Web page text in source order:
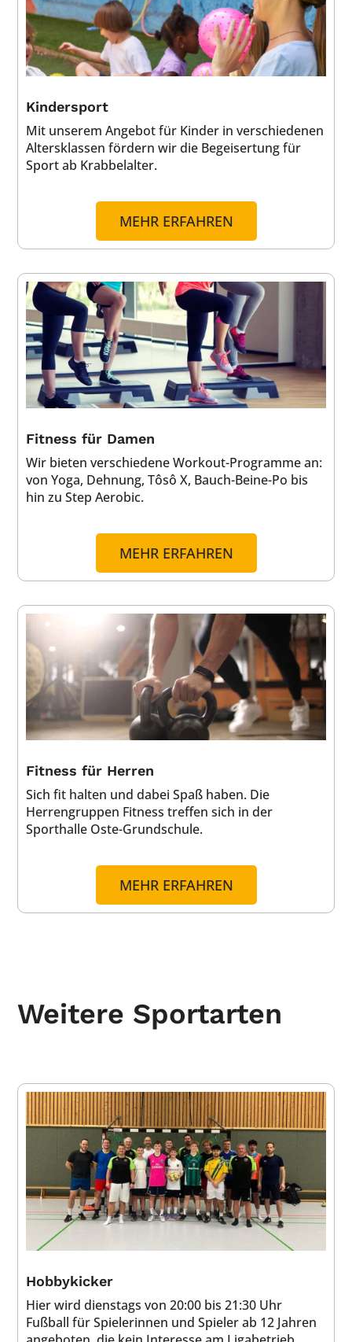
Kindersport
Mit unserem Angebot für Kinder in verschiedenen
Altersklassen fördern wir die Begeisertung für
Sport ab Krabbelalter.
MEHR ERFAHREN
Fitness für Damen
Wir bieten verschiedene Workout-Programme an:
von Yoga, Dehnung, Tôsô X, Bauch-Beine-Po bis
hin zu Step Aerobic.
MEHR ERFAHREN
Fitness für Herren
Sich fit halten und dabei Spaß haben. Die
Herrengruppen Fitness treffen sich in der
Sporthalle Oste-Grundschule.
MEHR ERFAHREN
Weitere Sportarten
Hobbykicker
Hier wird dienstags von 20:00 bis 21:30 Uhr
Fußball für Spielerinnen und Spieler ab 12 Jahren